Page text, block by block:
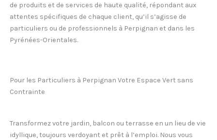
de produits et de services de haute qualité, répondant aux
attentes spécifiques de chaque client, qu’il s’agisse de
particuliers ou de professionnels à Perpignan et dans les
Pyrénées-Orientales.
Pour les Particuliers à Perpignan Votre Espace Vert sans
Contrainte
Transformez votre jardin, balcon ou terrasse en un lieu de vie
idyllique, toujours verdoyant et prêt à l’emploi. Nous vous